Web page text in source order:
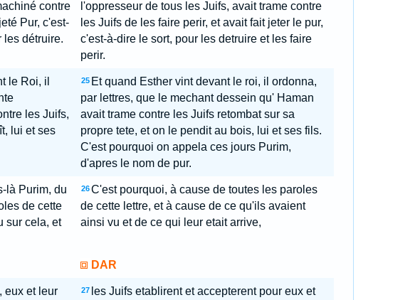
contre
Pur, c'est-
les détruire.
l'oppresseur de tous les Juifs, avait trame contre
les Juifs de les faire perir, et avait fait jeter le pur,
c'est-à-dire le sort, pour les detruire et les faire
perir.
le Roi, il
les Juifs,
lui et ses
25 Et quand Esther vint devant le roi, il ordonna,
par lettres, que le mechant dessein qu' Haman
avait trame contre les Juifs retombat sur sa
propre tete, et on le pendit au bois, lui et ses fils.
C'est pourquoi on appela ces jours Purim,
d'apres le nom de pur.
là Purim, du
de cette
sur cela, et
26 C'est pourquoi, à cause de toutes les paroles
de cette lettre, et à cause de ce qu'ils avaient
ainsi vu et de ce qui leur etait arrive,
DAR
eux et leur 27 les Juifs etablirent et accepterent pour eux et